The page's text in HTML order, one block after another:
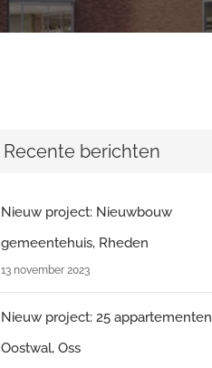
Recente berichten
Nieuw project: Nieuwbouw
gemeentehuis, Rheden
13 november 2023
Nieuw project: 25 appartementen
Oostwal, Oss